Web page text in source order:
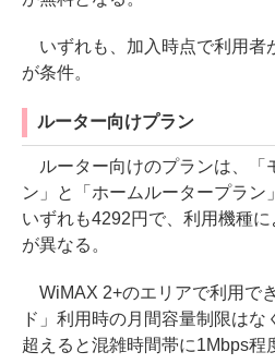
いずれも、加入時点で利用者
が条件。
ルーター向けプラン
ルーター向けのプランは、「
ン」と「ホームルータープラン
いずれも4292円で、利用機種
が異なる。
WiMAX 2+のエリアで利用で
ド」利用時の月間容量制限は
超えると混雑時間帯に1Mbps程